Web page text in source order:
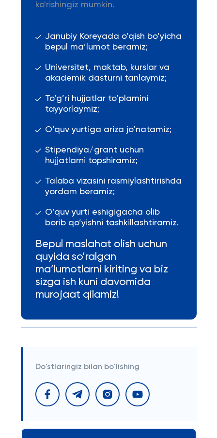
ko'rishingiz mumkin.
Janubiy Koreyada o’qish bo’yicha
bepul ma’lumot beramiz;
Universitet, maktab, kurslar va
akademik dasturni tanlaymiz;
To’g’ri hujjatlar to’plamini
tayyorlaymiz;
O’quv yurtiga ariza jo’natamiz;
Stipendiya/grant uchun
hujjatlarni topshiramiz;
Talaba vizasini rasmiylashtirishda
yordam beramiz;
O’quv yurti eshigigacha olib
borib qo’yishni tashkillashtiramiz.
Bepul maslahat olish uchun
quyida so’ralgan
ma’lumotlarni kiriting va biz
sizga ish kuni davomida
murojaat qilamiz!
Do'stlaringiz bilan bo'lishing